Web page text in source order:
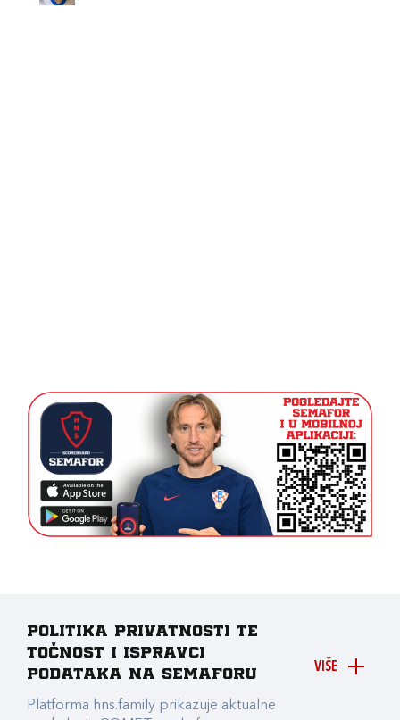
VIŠE
Politika privatnosti te
točnost i ispravci
podataka na Semaforu
Platforma hns.family prikazuje aktualne